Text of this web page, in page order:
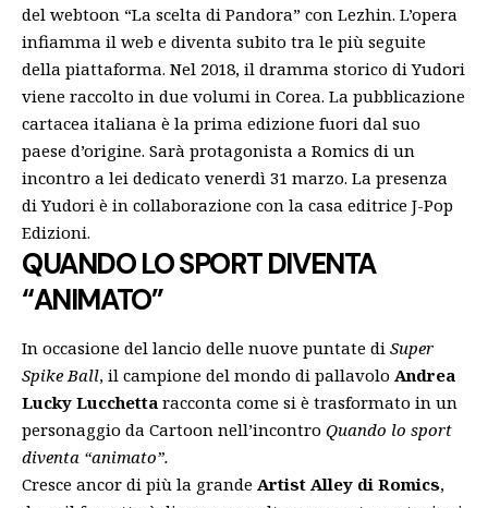
del webtoon “La scelta di Pandora” con Lezhin. L’opera
infiamma il web e diventa subito tra le più seguite
della piattaforma. Nel 2018, il dramma storico di Yudori
viene raccolto in due volumi in Corea. La pubblicazione
cartacea italiana è la prima edizione fuori dal suo
paese d’origine. Sarà protagonista a Romics di un
incontro a lei dedicato venerdì 31 marzo. La presenza
di Yudori è in collaborazione con la casa editrice J-Pop
Edizioni.
QUANDO LO SPORT DIVENTA
“ANIMATO”
In occasione del lancio delle nuove puntate di Super
Spike Ball, il campione del mondo di pallavolo Andrea
Lucky Lucchetta racconta come si è trasformato in un
personaggio da Cartoon nell’incontro Quando lo sport
diventa “animato”.
Cresce ancor di più la grande Artist Alley di Romics,